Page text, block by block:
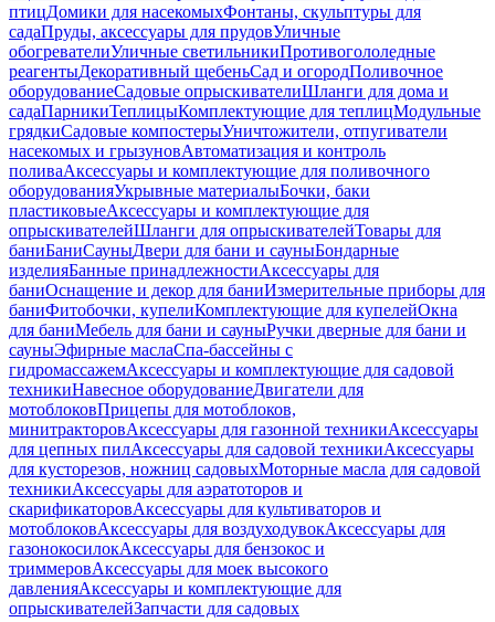
птицДомики для насекомыхФонтаны, скульптуры для
садаПруды, аксессуары для прудовУличные
обогревателиУличные светильникиПротивогололедные
реагентыДекоративный щебеньСад и огородПоливочное
оборудованиеСадовые опрыскивателиШланги для дома и
садаПарникиТеплицыКомплектующие для теплицМодульные
грядкиСадовые компостерыУничтожители, отпугиватели
насекомых и грызуновАвтоматизация и контроль
поливаАксессуары и комплектующие для поливочного
оборудованияУкрывные материалыБочки, баки
пластиковыеАксессуары и комплектующие для
опрыскивателейШланги для опрыскивателейТовары для
баниБаниСауныДвери для бани и сауныБондарные
изделияБанные принадлежностиАксессуары для
баниОснащение и декор для баниИзмерительные приборы для
баниФитобочки, купелиКомплектующие для купелейОкна
для баниМебель для бани и сауныРучки дверные для бани и
сауныЭфирные маслаСпа-бассейны с
гидромассажемАксессуары и комплектующие для садовой
техникиНавесное оборудованиеДвигатели для
мотоблоковПрицепы для мотоблоков,
минитракторовАксессуары для газонной техникиАксессуары
для цепных пилАксессуары для садовой техникиАксессуары
для кусторезов, ножниц садовыхМоторные масла для садовой
техникиАксессуары для аэратоторов и
скарификаторовАксессуары для культиваторов и
мотоблоковАксессуары для воздуходувокАксессуары для
газонокосилокАксессуары для бензокос и
триммеровАксессуары для моек высокого
давленияАксессуары и комплектующие для
опрыскивателейЗапчасти для садовых